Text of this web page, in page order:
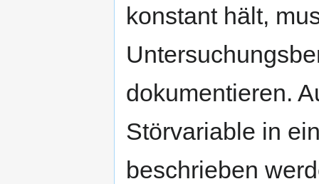
konstant hält,
dokumentieren.
Störvariable in
beschrieben